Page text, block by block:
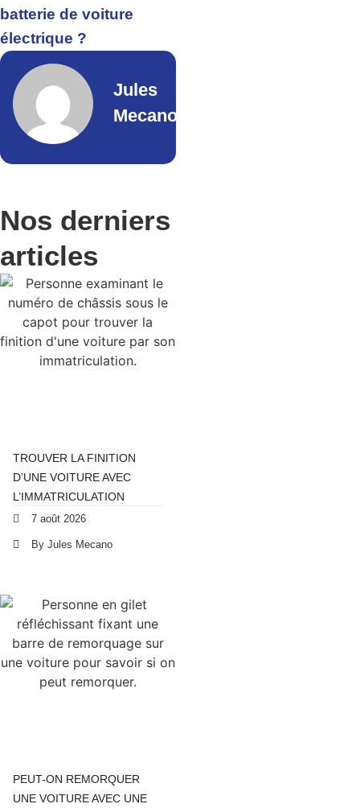
batterie de voiture
électrique ?
Jules
Mecano
Nos derniers
articles
TROUVER LA FINITION
D’UNE VOITURE AVEC
L’IMMATRICULATION
7 août 2026
By Jules Mecano
PEUT-ON REMORQUER
UNE VOITURE AVEC UNE